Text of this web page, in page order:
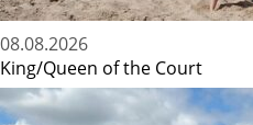
08.08.2026
King/Queen of the Court